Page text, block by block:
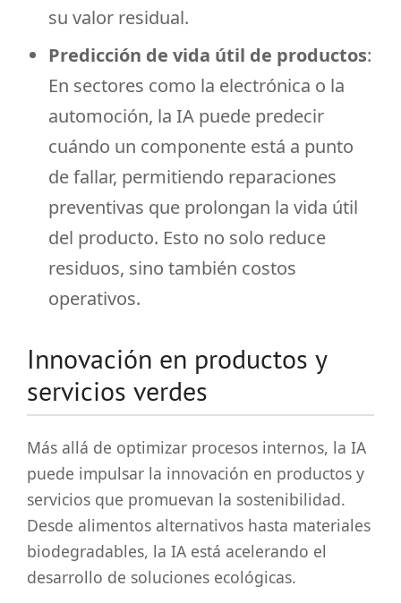
su valor residual.
Predicción de vida útil de productos:
En sectores como la electrónica o la
automoción, la IA puede predecir
cuándo un componente está a punto
de fallar, permitiendo reparaciones
preventivas que prolongan la vida útil
del producto. Esto no solo reduce
residuos, sino también costos
operativos.
Innovación en productos y
servicios verdes
Más allá de optimizar procesos internos, la IA
puede impulsar la innovación en productos y
servicios que promuevan la sostenibilidad.
Desde alimentos alternativos hasta materiales
biodegradables, la IA está acelerando el
desarrollo de soluciones ecológicas.